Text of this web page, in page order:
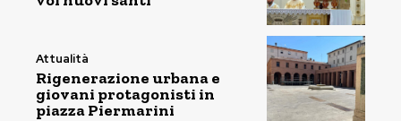
Attualità
Rigenerazione urbana e
giovani protagonisti in
piazza Piermarini